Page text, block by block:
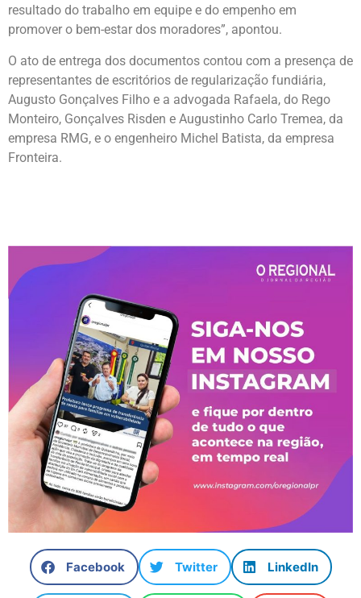
resultado do trabalho em equipe e do empenho em
promover o bem-estar dos moradores”, apontou.
O ato de entrega dos documentos contou com a presença de
representantes de escritórios de regularização fundiária,
Augusto Gonçalves Filho e a advogada Rafaela, do Rego
Monteiro, Gonçalves Risden e Augustinho Carlo Tremea, da
empresa RMG, e o engenheiro Michel Batista, da empresa
Fronteira.
Facebook Twitter LinkedIn